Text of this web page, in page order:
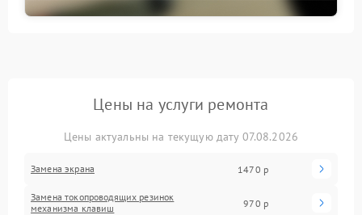
Цены на услуги ремонта
Цены актуальны на текущую дату 07.08.2026
Замена экрана 1470 р
Замена токопроводящих резинок
механизма клавиш
970 р